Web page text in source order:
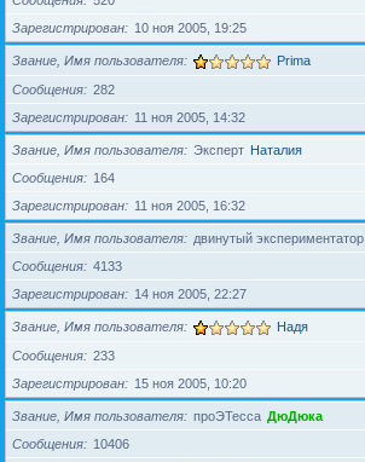
Зарегистрирован
10 ноя 2005, 19:25
Звание, Имя пользователя Prima
Сообщения
282
Зарегистрирован
11 ноя 2005, 14:32
Звание, Имя пользователя Эксперт Наталия
Сообщения
164
Зарегистрирован
11 ноя 2005, 16:32
Звание, Имя пользователя двинутый экспериментатор
Сообщения
4133
Зарегистрирован
14 ноя 2005, 22:27
Звание, Имя пользователя Надя
Сообщения
233
Зарегистрирован
15 ноя 2005, 10:20
Звание, Имя пользователя проЭТесса ДюДюка
Сообщения
10406